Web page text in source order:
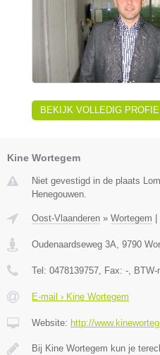
BEKIJK VOLLEDIG
Kine Wortegem
Niet gevestigd in de plaats
Henegouwen.
Oost-Vlaanderen » Wortegem
Oudenaardseweg 3A, 9790
Tel: 0478139757, Fax: -, BTW-
E-mail › Kine Wortegem
Website: http://
Bij Kine Wortegem kun je